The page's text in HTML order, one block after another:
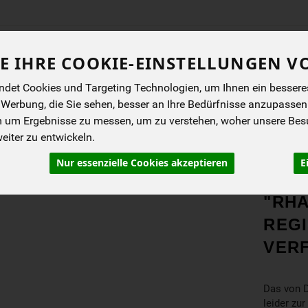
IHRE COOKIE-EINSTELLUNGEN
Cookies und Targeting Technologien, um Ihnen ein
die Sie sehen, besser an Ihre Bedürfnisse
Ergebnisse zu messen, um zu verstehen, woher unsere
zu entwickeln.
Nur essenzielle Cookies akzeptieren
Produkt
BIOKISTEN ANGEBOTE NEUES
& Pilze
Das von
leider